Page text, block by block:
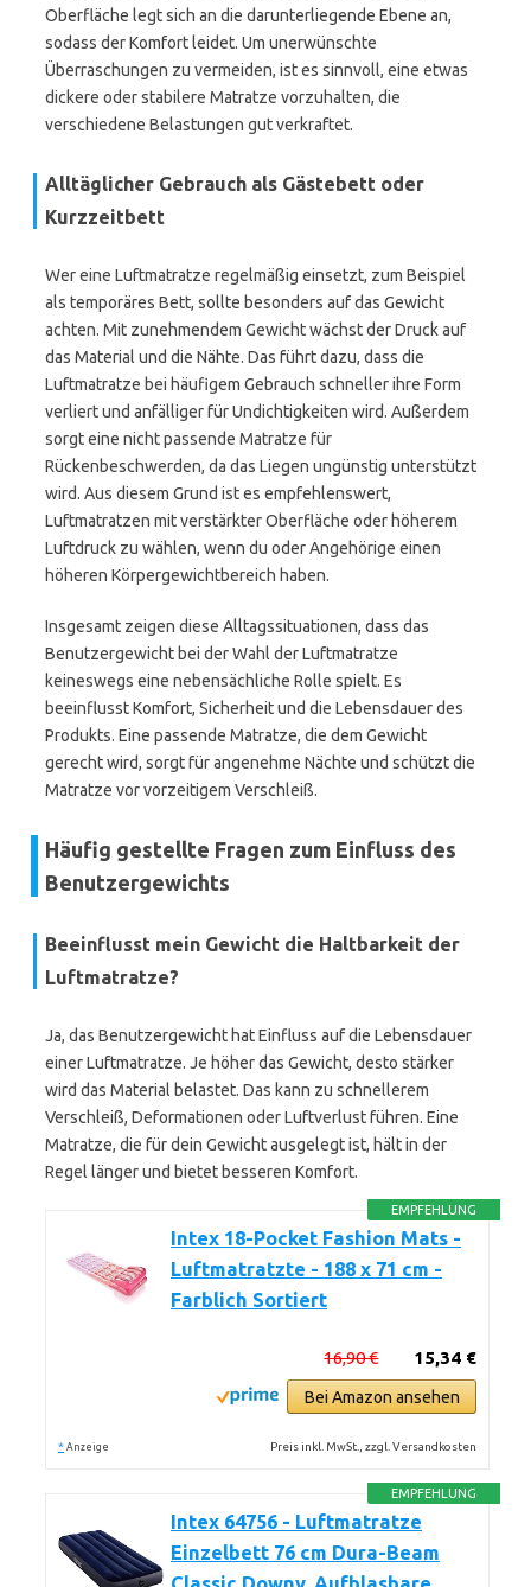
Oberfläche legt sich an die darunterliegende Ebene an,
sodass der Komfort leidet. Um unerwünschte
Überraschungen zu vermeiden, ist es sinnvoll, eine etwas
dickere oder stabilere Matratze vorzuhalten, die
verschiedene Belastungen gut verkraftet.
Alltäglicher Gebrauch als Gästebett oder
Kurzzeitbett
Wer eine Luftmatratze regelmäßig einsetzt, zum Beispiel
als temporäres Bett, sollte besonders auf das Gewicht
achten. Mit zunehmendem Gewicht wächst der Druck auf
das Material und die Nähte. Das führt dazu, dass die
Luftmatratze bei häufigem Gebrauch schneller ihre Form
verliert und anfälliger für Undichtigkeiten wird. Außerdem
sorgt eine nicht passende Matratze für
Rückenbeschwerden, da das Liegen ungünstig unterstützt
wird. Aus diesem Grund ist es empfehlenswert,
Luftmatratzen mit verstärkter Oberfläche oder höherem
Luftdruck zu wählen, wenn du oder Angehörige einen
höheren Körpergewichtbereich haben.
Insgesamt zeigen diese Alltagssituationen, dass das
Benutzergewicht bei der Wahl der Luftmatratze
keineswegs eine nebensächliche Rolle spielt. Es
beeinflusst Komfort, Sicherheit und die Lebensdauer des
Produkts. Eine passende Matratze, die dem Gewicht
gerecht wird, sorgt für angenehme Nächte und schützt die
Matratze vor vorzeitigem Verschleiß.
Häufig gestellte Fragen zum Einfluss des
Benutzergewichts
Beeinflusst mein Gewicht die Haltbarkeit der
Luftmatratze?
Ja, das Benutzergewicht hat Einfluss auf die Lebensdauer
einer Luftmatratze. Je höher das Gewicht, desto stärker
wird das Material belastet. Das kann zu schnellerem
Verschleiß, Deformationen oder Luftverlust führen. Eine
Matratze, die für dein Gewicht ausgelegt ist, hält in der
Regel länger und bietet besseren Komfort.
EMPFEHLUNG
Intex 18-Pocket Fashion Mats -
Luftmatratzte - 188 x 71 cm -
Farblich Sortiert
15,34 €
16,90 €
Bei Amazon ansehen
* Anzeige Preis inkl. MwSt., zzgl. Versandkosten
EMPFEHLUNG
Intex 64756 - Luftmatratze
Einzelbett 76 cm Dura-Beam